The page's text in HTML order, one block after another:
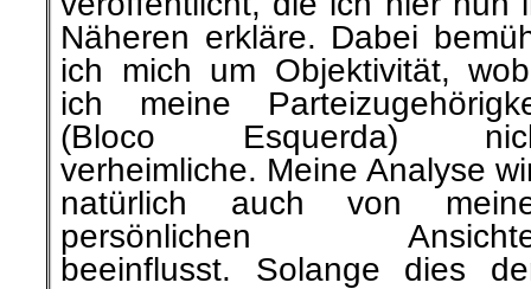
Näheren erkläre. Dabei
ich mich um Objektivität,
ich meine
(Bloco Esquerda)
verheimliche. Meine Analyse
natürlich auch von
persönlichen
beeinflusst. Solange dies